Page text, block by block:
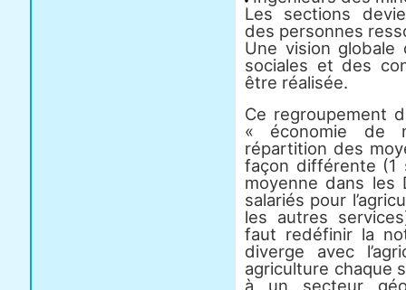
Les sections
des personnes
Une vision globale
sociales et des
être réalisée.
Ce regroupement
« économie de
répartition des
façon différente (1
moyenne dans les
salariés pour
les autres
faut redéfinir la
diverge avec
agriculture chaque
à un secteur